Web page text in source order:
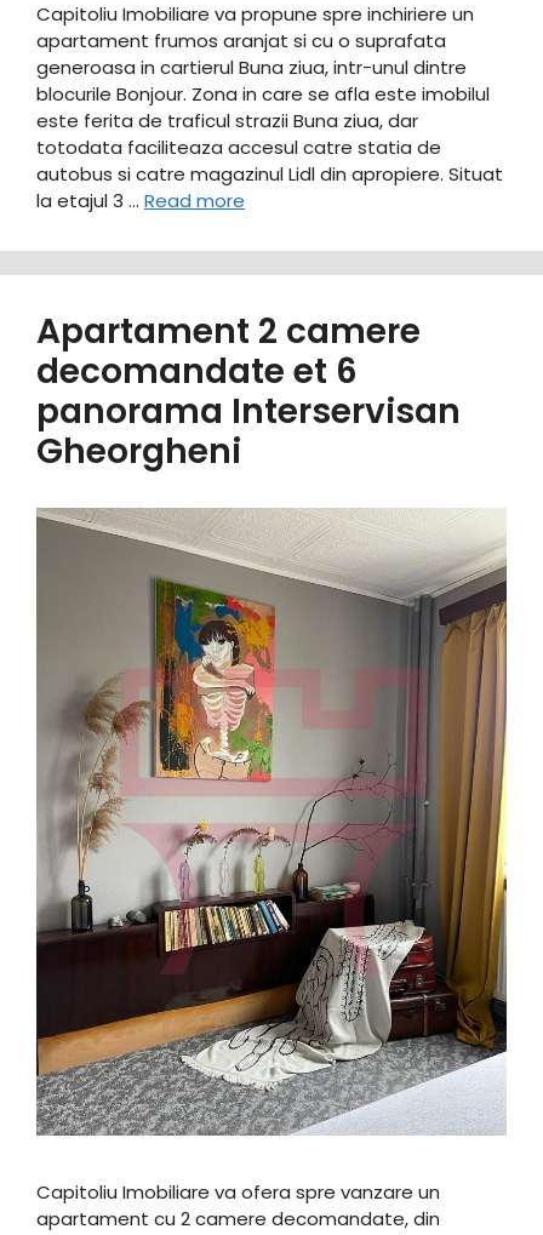
Capitoliu Imobiliare va propune spre inchiriere un
apartament frumos aranjat si cu o suprafata
generoasa in cartierul Buna ziua, intr-unul dintre
blocurile Bonjour. Zona in care se afla este imobilul
este ferita de traficul strazii Buna ziua, dar
totodata faciliteaza accesul catre statia de
autobus si catre magazinul Lidl din apropiere. Situat
la etajul 3 … Read more
Apartament 2 camere
decomandate et 6
panorama Interservisan
Gheorgheni
Capitoliu Imobiliare va ofera spre vanzare un
apartament cu 2 camere decomandate, din